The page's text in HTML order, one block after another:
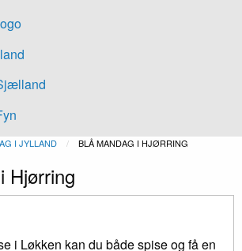
I JYLLAND NUVÆRENDE:
BLÅ MANDAG I HJØRRING
Hjørring
i Løkken kan du både spise og få en